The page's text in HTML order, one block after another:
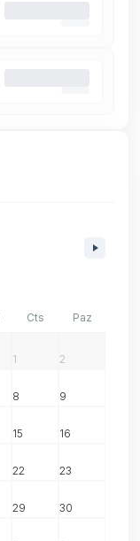
Cts Paz
1 2
8 9
15 16
22 23
29 30